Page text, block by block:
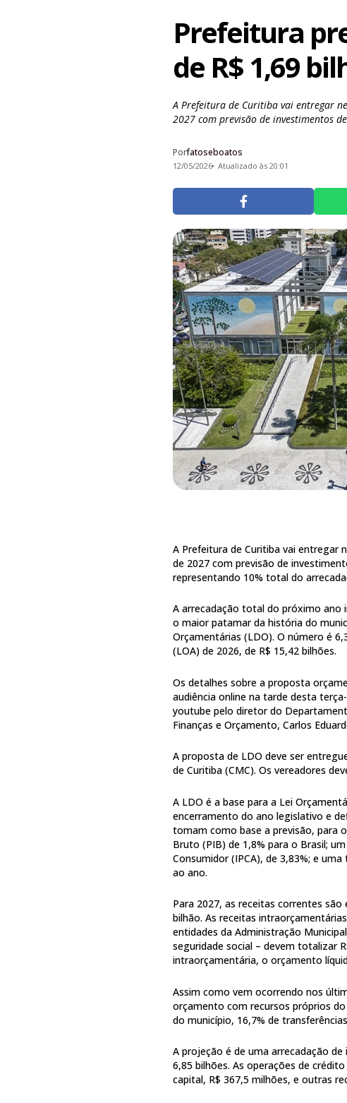
Prefeitura
de R$ 1,69
A Prefeitura de Curitiba vai entregar
2027 com previsão de investimentos
Porfatoseboatos
12/05/2026 Atualizado às 20:01
A Prefeitura de Curitiba vai entregar
de 2027 com previsão de
representando 10% total do
A arrecadação total do próximo ano
o maior patamar da história do
Orçamentárias (LDO). O número é
(LOA) de 2026, de R$ 15,42 bilhões.
Os detalhes sobre a proposta
audiência online na tarde desta
youtube pelo diretor do
Finanças e Orçamento, Carlos
A proposta de LDO deve ser
de Curitiba (CMC). Os vereadores
A LDO é a base para a Lei
encerramento do ano legislativo e
tomam como base a previsão, para
Bruto (PIB) de 1,8% para o Brasil;
Consumidor (IPCA), de 3,83%; e
ao ano.
Para 2027, as receitas correntes são
bilhão. As receitas
entidades da Administração
seguridade social – devem totalizar
intraorçamentária, o orçamento
Assim como vem ocorrendo nos
orçamento com recursos próprios
do município, 16,7% de
A projeção é de uma arrecadação
6,85 bilhões. As operações de
capital, R$ 367,5 milhões, e outras